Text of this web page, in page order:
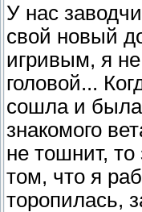
У нас
свой новый
игривым, я
головой...
сошла и была
знакомого
не тошнит,
том, что я
торопилась,